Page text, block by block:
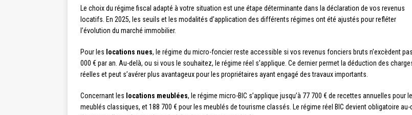
Le choix du régime fiscal adapté à votre situation est une étape déterminante dans la déclaration de vos revenus
locatifs. En 2025, les seuils et les modalités d’application des différents régimes ont été ajustés pour refléter
l’évolution du marché immobilier.
Pour les locations nues, le régime du micro-foncier reste accessible si vos revenus fonciers bruts n’excèdent
000 € par an. Au-delà, ou si vous le souhaitez, le régime réel s’applique. Ce dernier permet la déduction des
réelles et peut s’avérer plus avantageux pour les propriétaires ayant engagé des travaux importants.
Concernant les locations meublées, le régime micro-BIC s’applique jusqu’à 77 700 € de recettes annuelles pour
meublés classiques, et 188 700 € pour les meublés de tourisme classés. Le régime réel BIC devient obligatoire au-